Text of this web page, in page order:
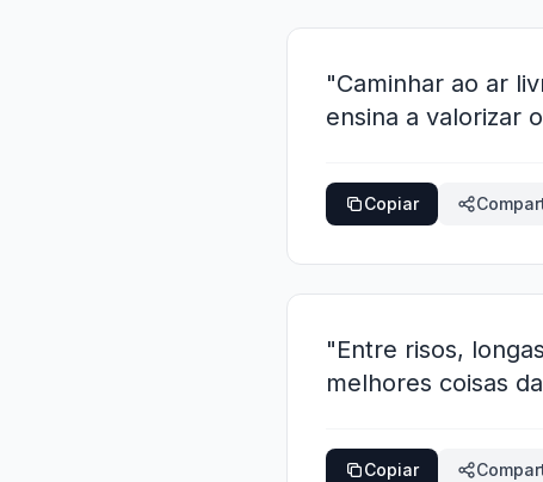
"Caminhar ao ar
ensina a valorizar
Copiar
"Entre risos,
melhores coisas
Copiar